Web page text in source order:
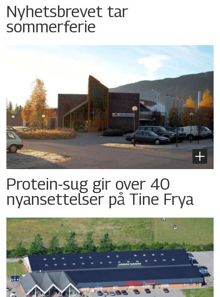
Nyhetsbrevet tar
sommerferie
Protein-sug gir over 40
nyansettelser på Tine Frya